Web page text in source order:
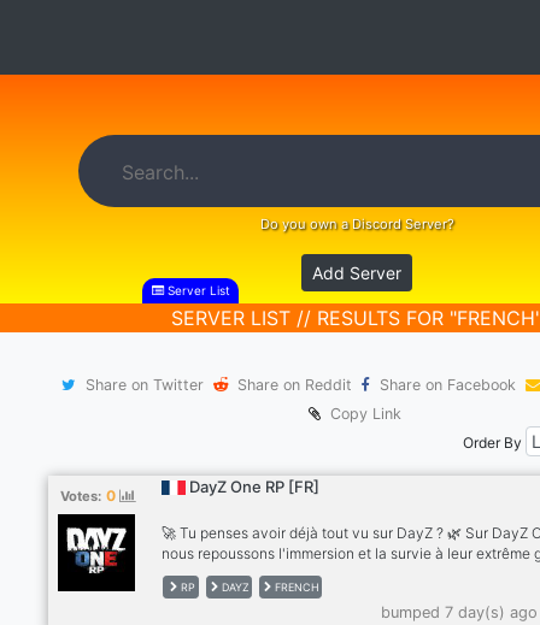
Do you own a Discord Server?
Add Server
Server List
SERVER LIST // RESULTS FOR
Share on Twitter Share on Reddit
Share on Facebook
Copy Link
Order By
Votes: 0 DayZ One RP [FR]
🚀 Tu penses avoir déjà tout vu sur DayZ ? 🌿 Sur DayZ
nous repoussons l'immersion et la survie à leur extrême
à des systèmes avancés et une sélection de mods
pour offrir une expérience exigeante et réaliste. 💀
ressource compte. Chaque décision peut faire la
RP DAYZ FRENCH
bumped 7 day(s)